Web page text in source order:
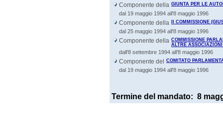
Componente della GIUNTA PER LE
dal 19 maggio 1994 all'8 maggio 1996
Componente della II COMMISSIONE
dal 25 maggio 1994 all'8 maggio 1996
Componente della COMMISSIONE
ALTRE
dall'8 settembre 1994 all'8 maggio 1996
Componente del COMITATO
dal 19 maggio 1994 all'8 maggio 1996
Termine del mandato: 8